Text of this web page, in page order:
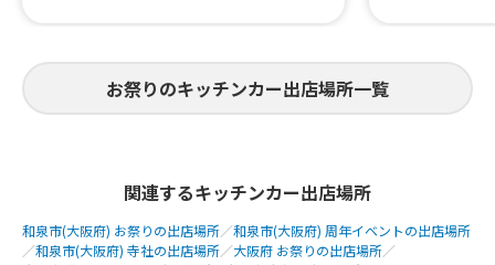
お祭りのキッチンカー出店場所一覧
関連するキッチンカー出店場所
和泉市(大阪府) お祭りの出店場所／和泉市(大阪府) 周年イベントの出店場所
／和泉市(大阪府) 寺社の出店場所／大阪府 お祭りの出店場所／